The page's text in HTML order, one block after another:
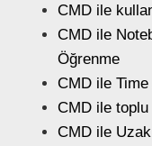
CMD ile
CMD ile
Öğrenme
CMD ile
CMD ile
CMD ile